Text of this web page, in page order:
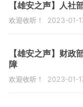
【雄安之声】人社
欢迎收听！ 2023-01-
【雄安之声】财政
障
欢迎收听！ 2023-01-